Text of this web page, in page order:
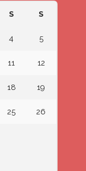
S S
4 5
11 12
18 19
25 26